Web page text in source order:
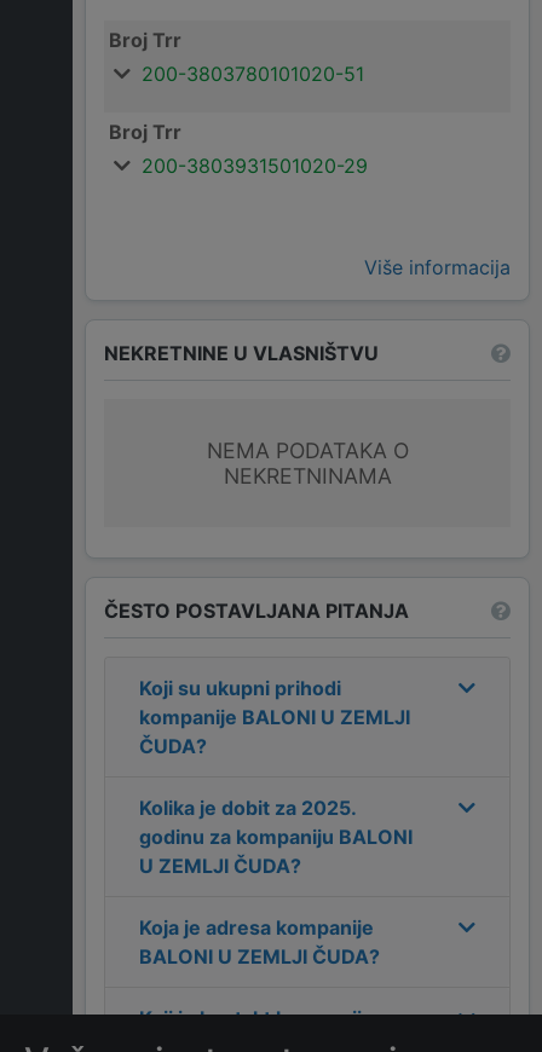
Broj Trr
200-3803780101020-51
Broj Trr
200-3803931501020-29
Više informacija
NEKRETNINE U VLASNIŠTVU
NEMA PODATAKA O
NEKRETNINAMA
ČESTO POSTAVLJANA PITANJA
Koji su ukupni prihodi
kompanije BALONI U ZEMLJI
ČUDA?
Kolika je dobit za 2025.
godinu za kompaniju BALONI
U ZEMLJI ČUDA?
Koja je adresa kompanije
BALONI U ZEMLJI ČUDA?
Koji je kontakt kompanije